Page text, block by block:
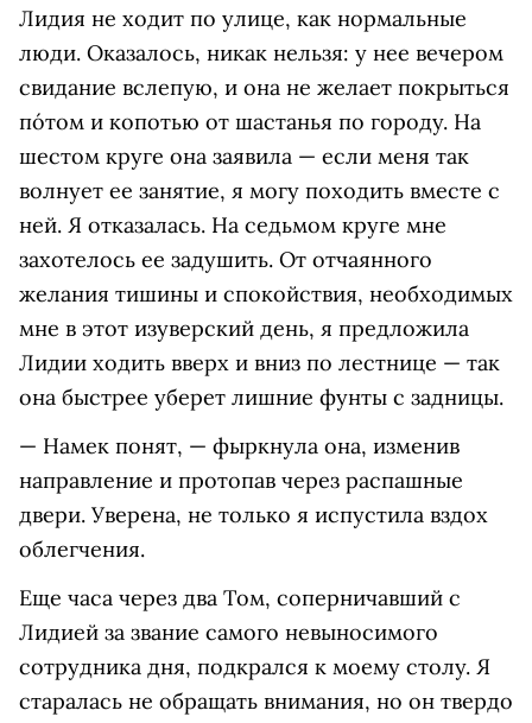
Лидия не ходит по улице, как нормальные
люди. Оказалось, никак нельзя: у нее вечером
свидание вслепую, и она не желает покрыться
пóтом и копотью от шастанья по городу. На
шестом круге она заявила — если меня так
волнует ее занятие, я могу походить вместе с
ней. Я отказалась. На седьмом круге мне
захотелось ее задушить. От отчаянного
желания тишины и спокойствия, необходимых
мне в этот изуверский день, я предложила
Лидии ходить вверх и вниз по лестнице — так
она быстрее уберет лишние фунты с задницы.
— Намек понят, — фыркнула она, изменив
направление и протопав через распашные
двери. Уверена, не только я испустила вздох
облегчения.
Еще часа через два Том, соперничавший с
Лидией за звание самого невыносимого
сотрудника дня, подкрался к моему столу. Я
старалась не обращать внимания, но он твердо